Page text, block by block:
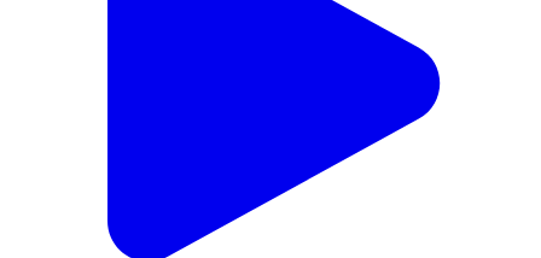
आरा में शिक्षा विभाग के अफसरों पर अचानक हमला! ओवरटेक कर